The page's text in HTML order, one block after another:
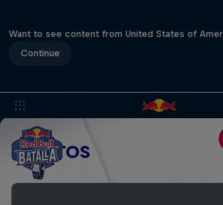
Want to see content from United States of
Continue
EVENTOS